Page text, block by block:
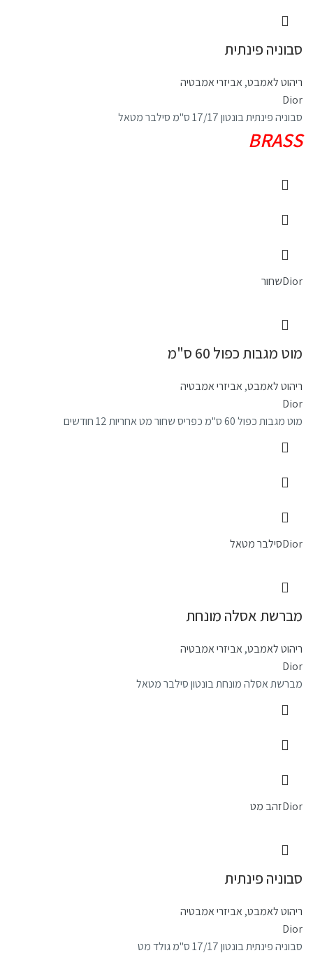
סבוניה פינתית
ריהוט לאמבט,אביזרי אמבטיה
Dior
סבוניה פינתית בונטון 17/17 ס"מ סילבר מטאל
BRASS
Diorשחור
מוט מגבות כפול 60 ס"מ
ריהוט לאמבט,אביזרי אמבטיה
Dior
מוט מגבות כפול 60 ס"מ כפריס שחור מט אחריות 12 חודשים
Diorסילבר מטאל
מברשת אסלה מונחת
ריהוט לאמבט,אביזרי אמבטיה
Dior
מברשת אסלה מונחת בונטון סילבר מטאל
Diorזהב מט
סבוניה פינתית
ריהוט לאמבט,אביזרי אמבטיה
Dior
סבוניה פינתית בונטון 17/17 ס"מ גולד מט